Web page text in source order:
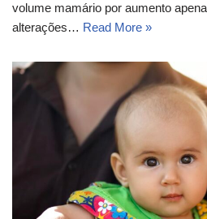
volume mamário por aumento
alterações… Read More »